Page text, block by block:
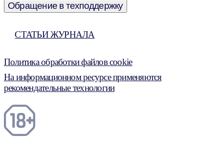
Обращение в техподдержку
СТАТЬИ ЖУРНАЛА
Политика обработки файлов cookie
На информационном ресурсе применяются
рекомендательные технологии